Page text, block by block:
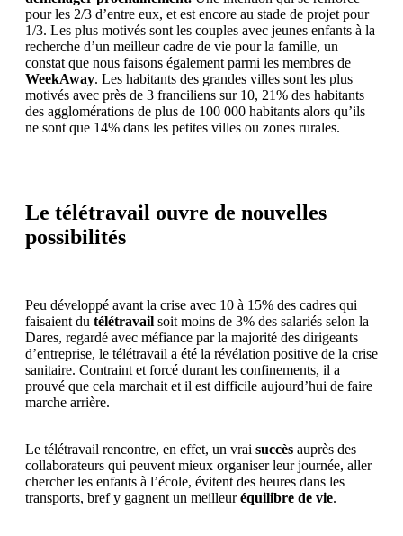
pour les 2/3 d’entre eux, et est encore au stade de projet pour
1/3. Les plus motivés sont les couples avec jeunes enfants à la
recherche d’un meilleur cadre de vie pour la famille, un
constat que nous faisons également parmi les membres de
WeekAway. Les habitants des grandes villes sont les plus
motivés avec près de 3 franciliens sur 10, 21% des habitants
des agglomérations de plus de 100 000 habitants alors qu’ils
ne sont que 14% dans les petites villes ou zones rurales.
Le télétravail ouvre de nouvelles
possibilités
Peu développé avant la crise avec 10 à 15% des cadres qui
faisaient du télétravail soit moins de 3% des salariés selon la
Dares, regardé avec méfiance par la majorité des dirigeants
d’entreprise, le télétravail a été la révélation positive de la crise
sanitaire. Contraint et forcé durant les confinements, il a
prouvé que cela marchait et il est difficile aujourd’hui de faire
marche arrière.
Le télétravail rencontre, en effet, un vrai succès auprès des
collaborateurs qui peuvent mieux organiser leur journée, aller
chercher les enfants à l’école, évitent des heures dans les
transports, bref y gagnent un meilleuréquilibre de vie.